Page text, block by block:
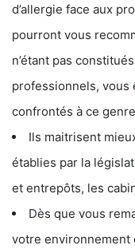
d’allergie face aux
pourront vous
n’étant pas
professionnels, vous
confrontés à ce
Ils maitrisent
établies par la
et entrepôts, les
Dès que vous
votre environnement